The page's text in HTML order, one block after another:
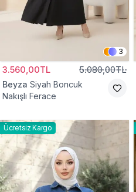
3
3.560,00TL 5.080,00TL
Beyza Siyah Boncuk
Nakışlı Ferace
Ücretsiz Kargo